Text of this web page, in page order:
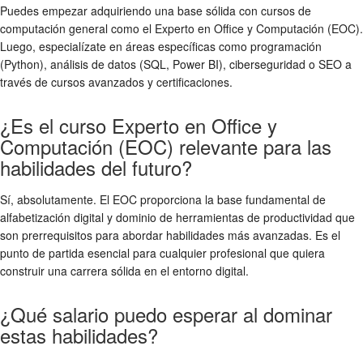
Puedes empezar adquiriendo una base sólida con cursos de
computación general como el Experto en Office y Computación (EOC).
Luego, especialízate en áreas específicas como programación
(Python), análisis de datos (SQL, Power BI), ciberseguridad o SEO a
través de cursos avanzados y certificaciones.
¿Es el curso Experto en Office y
Computación (EOC) relevante para las
habilidades del futuro?
Sí, absolutamente. El EOC proporciona la base fundamental de
alfabetización digital y dominio de herramientas de productividad que
son prerrequisitos para abordar habilidades más avanzadas. Es el
punto de partida esencial para cualquier profesional que quiera
construir una carrera sólida en el entorno digital.
¿Qué salario puedo esperar al dominar
estas habilidades?